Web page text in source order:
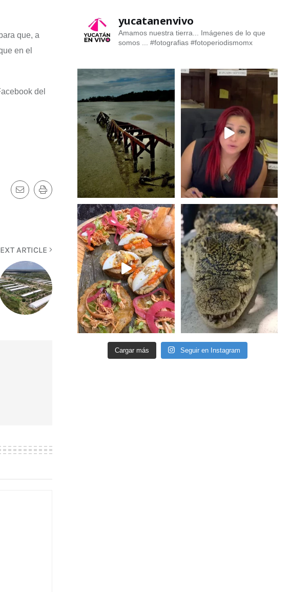
que, a
en el
del
ARTICLE
yucatanenvivo
Amamos nuestra tierra... Imágenes de lo que
somos ... #fotografias #fotoperiodismomx
Cargar más Seguir en Instagram